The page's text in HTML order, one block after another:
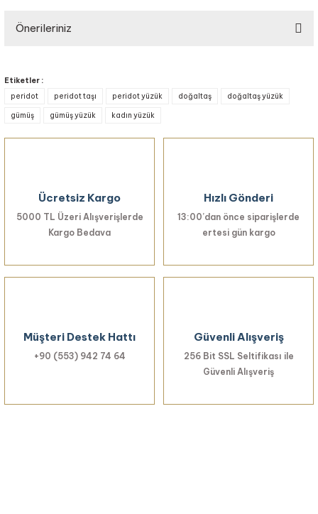
Önerileriniz
Görüş ve önerileriniz için teşekkür ederiz.
Ürün resmi kalitesiz, bozuk veya görüntülenemiyor.
Ürün fiyatı diğer sitelerden daha pahalı.
Bu ürüne benzer farklı alternatifler olmalı.
Etiketler :
peridot
peridot taşı peridot yüzük doğaltaş doğaltaş yüzük
gümüş gümüş yüzük kadın yüzük
Ücretsiz Kargo
5000 TL Üzeri Alışverişlerde
Kargo Bedava
Hızlı Gönderi
13:00’dan önce siparişlerde
ertesi gün kargo
Müşteri Destek Hattı
+90 (553) 942 74 64
Güvenli Alışveriş
256 Bit SSL Seltifikası ile
Güvenli Alışveriş